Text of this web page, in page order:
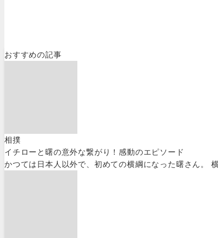
おすすめの記事
相撲
イチローと曙の意外な繋がり！感動のエピソード
かつては日本人以外で、初めての横綱になった曙さん。